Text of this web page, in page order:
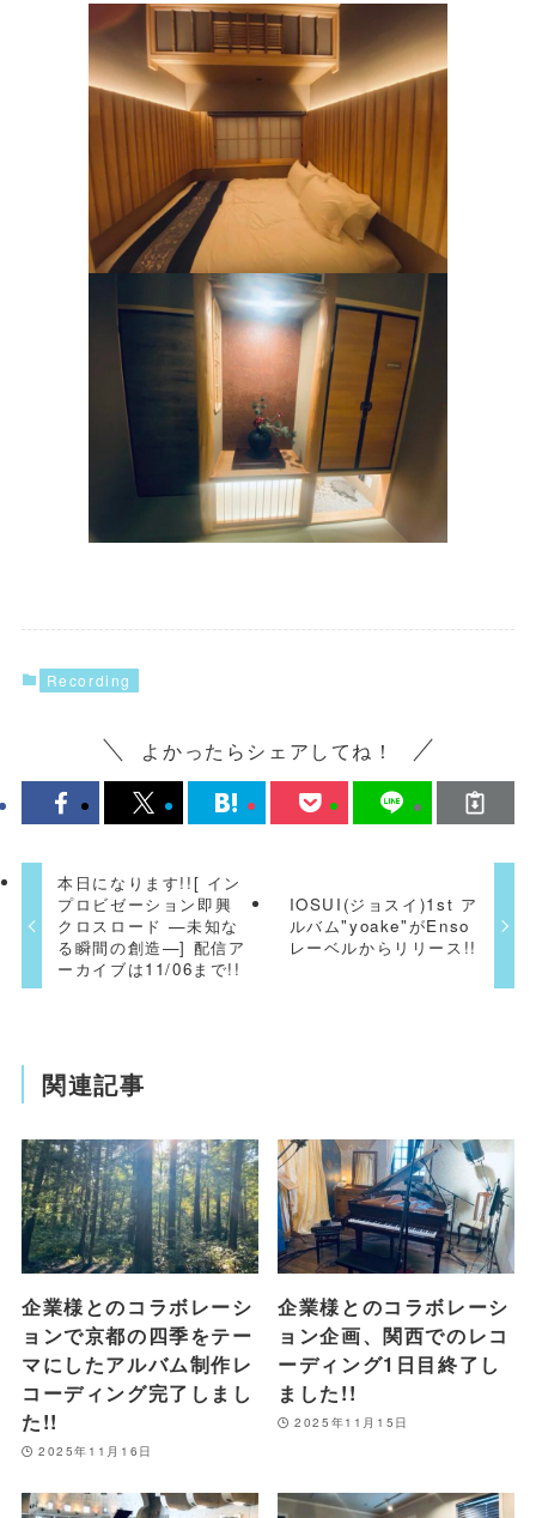
Recording
よかったらシェアしてね！
本日になります!![ イン
プロビゼーション即興
クロスロード —未知な
る瞬間の創造—] 配信ア
ーカイブは11/06まで!!
IOSUI(ジョスイ)1st ア
ルバム"yoake"がEnso
レーベルからリリース!!
関連記事
企業様とのコラボレーシ
ョンで京都の四季をテー
マにしたアルバム制作レ
コーディング完了しまし
た!!
2025年11月16日
企業様とのコラボレーシ
ョン企画、関西でのレコ
ーディング1日目終了し
ました!!
2025年11月15日